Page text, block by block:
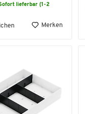
lieferbar (1-2
Merken